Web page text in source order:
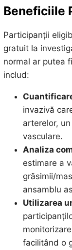
Beneficiile
Participanții
gratuit la
normal ar putea
includ:
invazivă
arterelor,
vasculare.
Analiza
estimare a
grăsimii/
ansamblu
Utilizarea
facilitând o